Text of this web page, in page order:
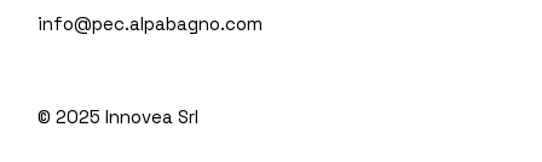
info@pec.alpabagno.com
© 2025Innovea Srl